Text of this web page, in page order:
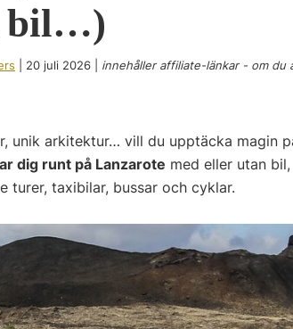
bil…)
20 juli 2026
innehåller affiliate-länkar - om du
unik arkitektur… vill du upptäcka magin
dig runt på Lanzarote med eller utan
turer, taxibilar, bussar och cyklar.